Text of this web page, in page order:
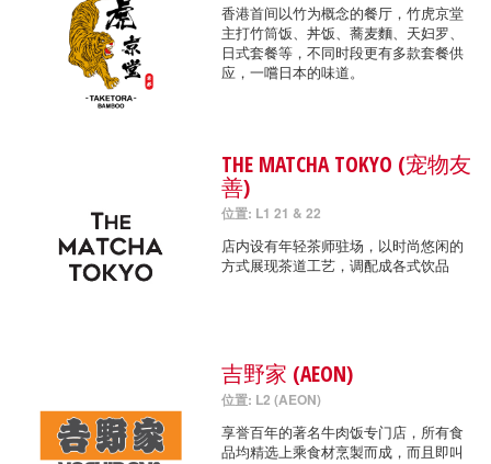
香港首间以竹为概念的餐厅，竹虎京堂
主打竹筒饭、丼饭、蕎麦麵、天妇罗、
日式套餐等，不同时段更有多款套餐供
应，一嚐日本的味道。
THE MATCHA TOKYO (宠物友
善)
位置: L1 21 & 22
店内设有年轻茶师驻场，以时尚悠闲的
方式展现茶道工艺，调配成各式饮品
吉野家 (AEON)
位置: L2 (AEON)
享誉百年的著名牛肉饭专门店，所有食
品均精选上乘食材烹製而成，而且即叫